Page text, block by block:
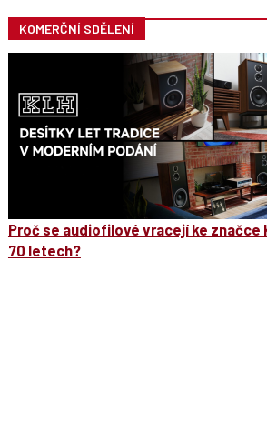
KOMERČNÍ SDĚLENÍ
Proč se audiofilové vracejí ke značce
70 letech?